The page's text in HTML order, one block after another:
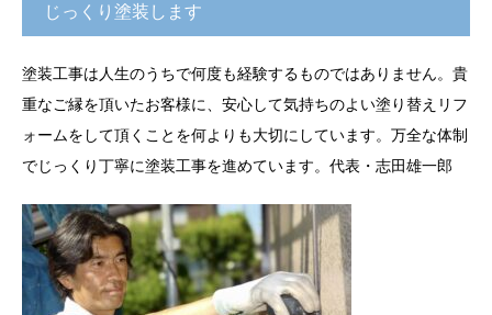
じっくり塗装します
塗装工事は人生のうちで何度も経験するものではありません。貴
重なご縁を頂いたお客様に、安心して気持ちのよい塗り替えリフ
ォームをして頂くことを何よりも大切にしています。万全な体制
でじっくり丁寧に塗装工事を進めています。代表・志田雄一郎